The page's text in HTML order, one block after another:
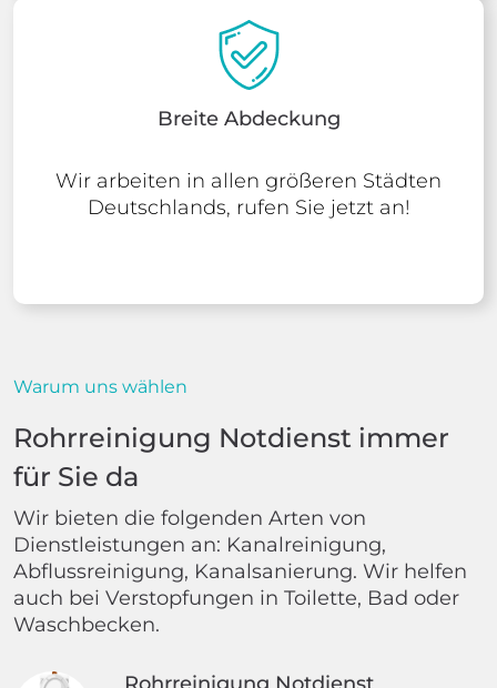
Breite Abdeckung
Wir arbeiten in allen größeren Städten
Deutschlands, rufen Sie jetzt an!
Warum uns wählen
Rohrreinigung Notdienst immer
für Sie da
Wir bieten die folgenden Arten von
Dienstleistungen an: Kanalreinigung,
Abflussreinigung, Kanalsanierung. Wir helfen
auch bei Verstopfungen in Toilette, Bad oder
Waschbecken.
Rohrreinigung Notdienst